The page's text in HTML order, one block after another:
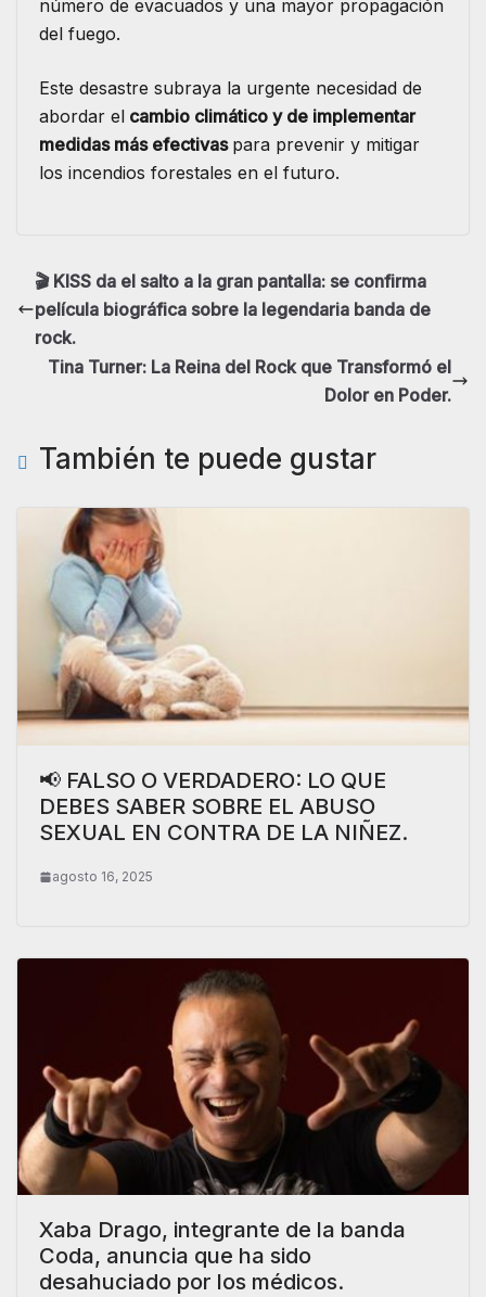
número de evacuados y una mayor propagación
del fuego.
Este desastre subraya la urgente necesidad de
abordar el cambio climático y de implementar
medidas más efectivas para prevenir y mitigar
los incendios forestales en el futuro.
🎬 KISS da el salto a la gran pantalla: se confirma
película biográfica sobre la legendaria banda de
rock.
Tina Turner: La Reina del Rock que Transformó el
Dolor en Poder.
También te puede gustar
📢 FALSO O VERDADERO: LO QUE
DEBES SABER SOBRE EL ABUSO
SEXUAL EN CONTRA DE LA NIÑEZ.
agosto 16, 2025
Xaba Drago, integrante de la banda
Coda, anuncia que ha sido
desahuciado por los médicos.